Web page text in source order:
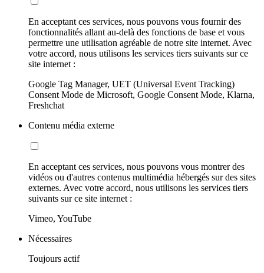
En acceptant ces services, nous pouvons vous fournir des
fonctionnalités allant au-delà des fonctions de base et vous
permettre une utilisation agréable de notre site internet. Avec
votre accord, nous utilisons les services tiers suivants sur ce
site internet :
Google Tag Manager, UET (Universal Event Tracking)
Consent Mode de Microsoft, Google Consent Mode, Klarna,
Freshchat
Contenu média externe
En acceptant ces services, nous pouvons vous montrer des
vidéos ou d'autres contenus multimédia hébergés sur des sites
externes. Avec votre accord, nous utilisons les services tiers
suivants sur ce site internet :
Vimeo, YouTube
Nécessaires
Toujours actif